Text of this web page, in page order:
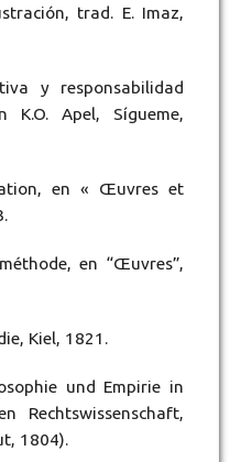
trad. E. Imaz,
y responsabilidad
Apel, Sígueme,
en « Œuvres et
en “Œuvres”,
Kiel, 1821.
und Empirie in
Rechtswissenschaft,
1804).